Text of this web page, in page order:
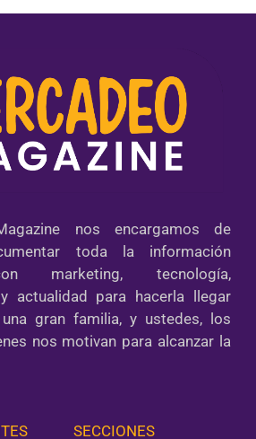
nos encargamos de
toda la información
marketing, tecnología,
actualidad para hacerla llegar
gran familia, y ustedes, los
nos motivan para alcanzar la
SECCIONES